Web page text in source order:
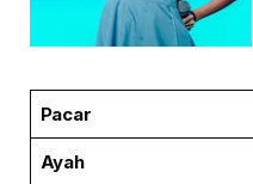
Pacar
Ayah